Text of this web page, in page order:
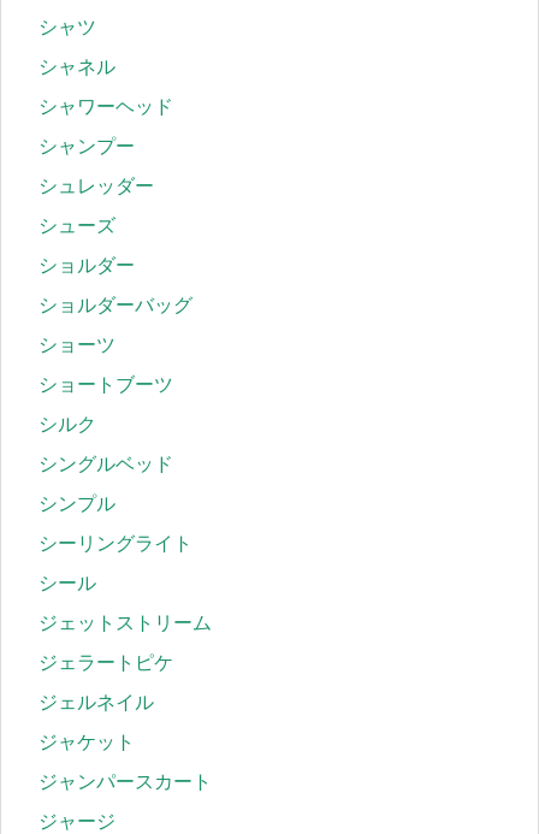
シャツ
シャネル
シャワーヘッド
シャンプー
シュレッダー
シューズ
ショルダー
ショルダーバッグ
ショーツ
ショートブーツ
シルク
シングルベッド
シンプル
シーリングライト
シール
ジェットストリーム
ジェラートピケ
ジェルネイル
ジャケット
ジャンパースカート
ジャージ